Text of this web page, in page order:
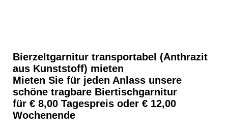
Bierzeltgarnitur transportabel (Anthrazit
aus Kunststoff) mieten
Mieten Sie für jeden Anlass unsere
schöne tragbare Biertischgarnitur
für € 8,00 Tagespreis oder € 12,00
Wochenende